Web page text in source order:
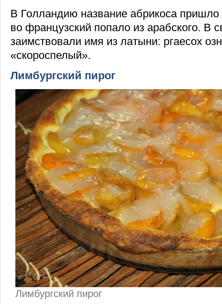
В Голландию название абрикоса пришло
во французский попало из арабского. В
заимствовали имя из латыни: ргаесох
«скороспелый».
Лимбургский пирог
Лимбургский пирог